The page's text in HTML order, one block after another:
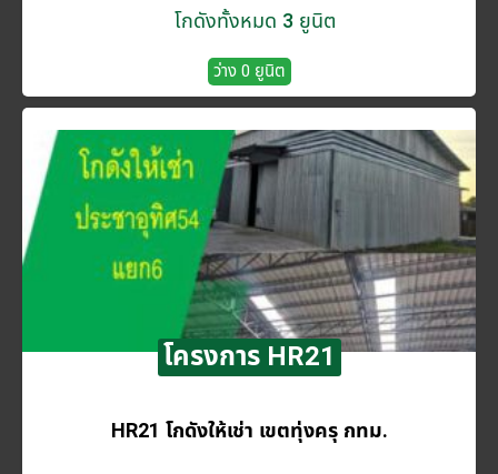
โกดังทั้งหมด 3 ยูนิต
ว่าง 0 ยูนิต
โครงการ HR21
HR21 โกดังให้เช่า เขตทุ่งครุ กทม.